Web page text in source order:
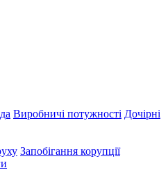
Виробничі потужності Дочірні
Запобігання корупції